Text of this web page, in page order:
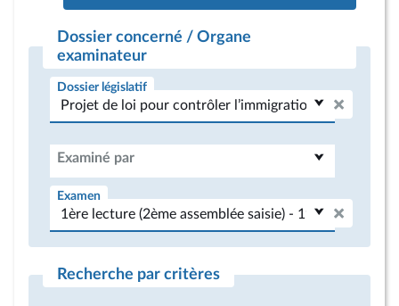
Dossier concerné / Organe
examinateur
Dossier législatif
Examiné par
Examen
Recherche par critères